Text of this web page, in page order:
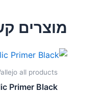
מוצרים
all products
Primer Black